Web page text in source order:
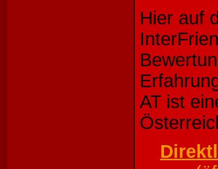
Hier auf
AT ist